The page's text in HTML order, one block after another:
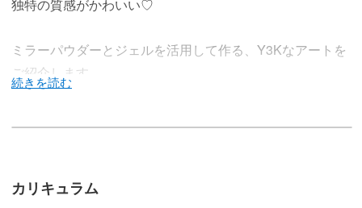
独特の質感がかわいい♡
ミラーパウダーとジェルを活用して作る、Y3Kなアートを
ご紹介します。
さを持った、少し不思議な印象のアート。
カリキュラム